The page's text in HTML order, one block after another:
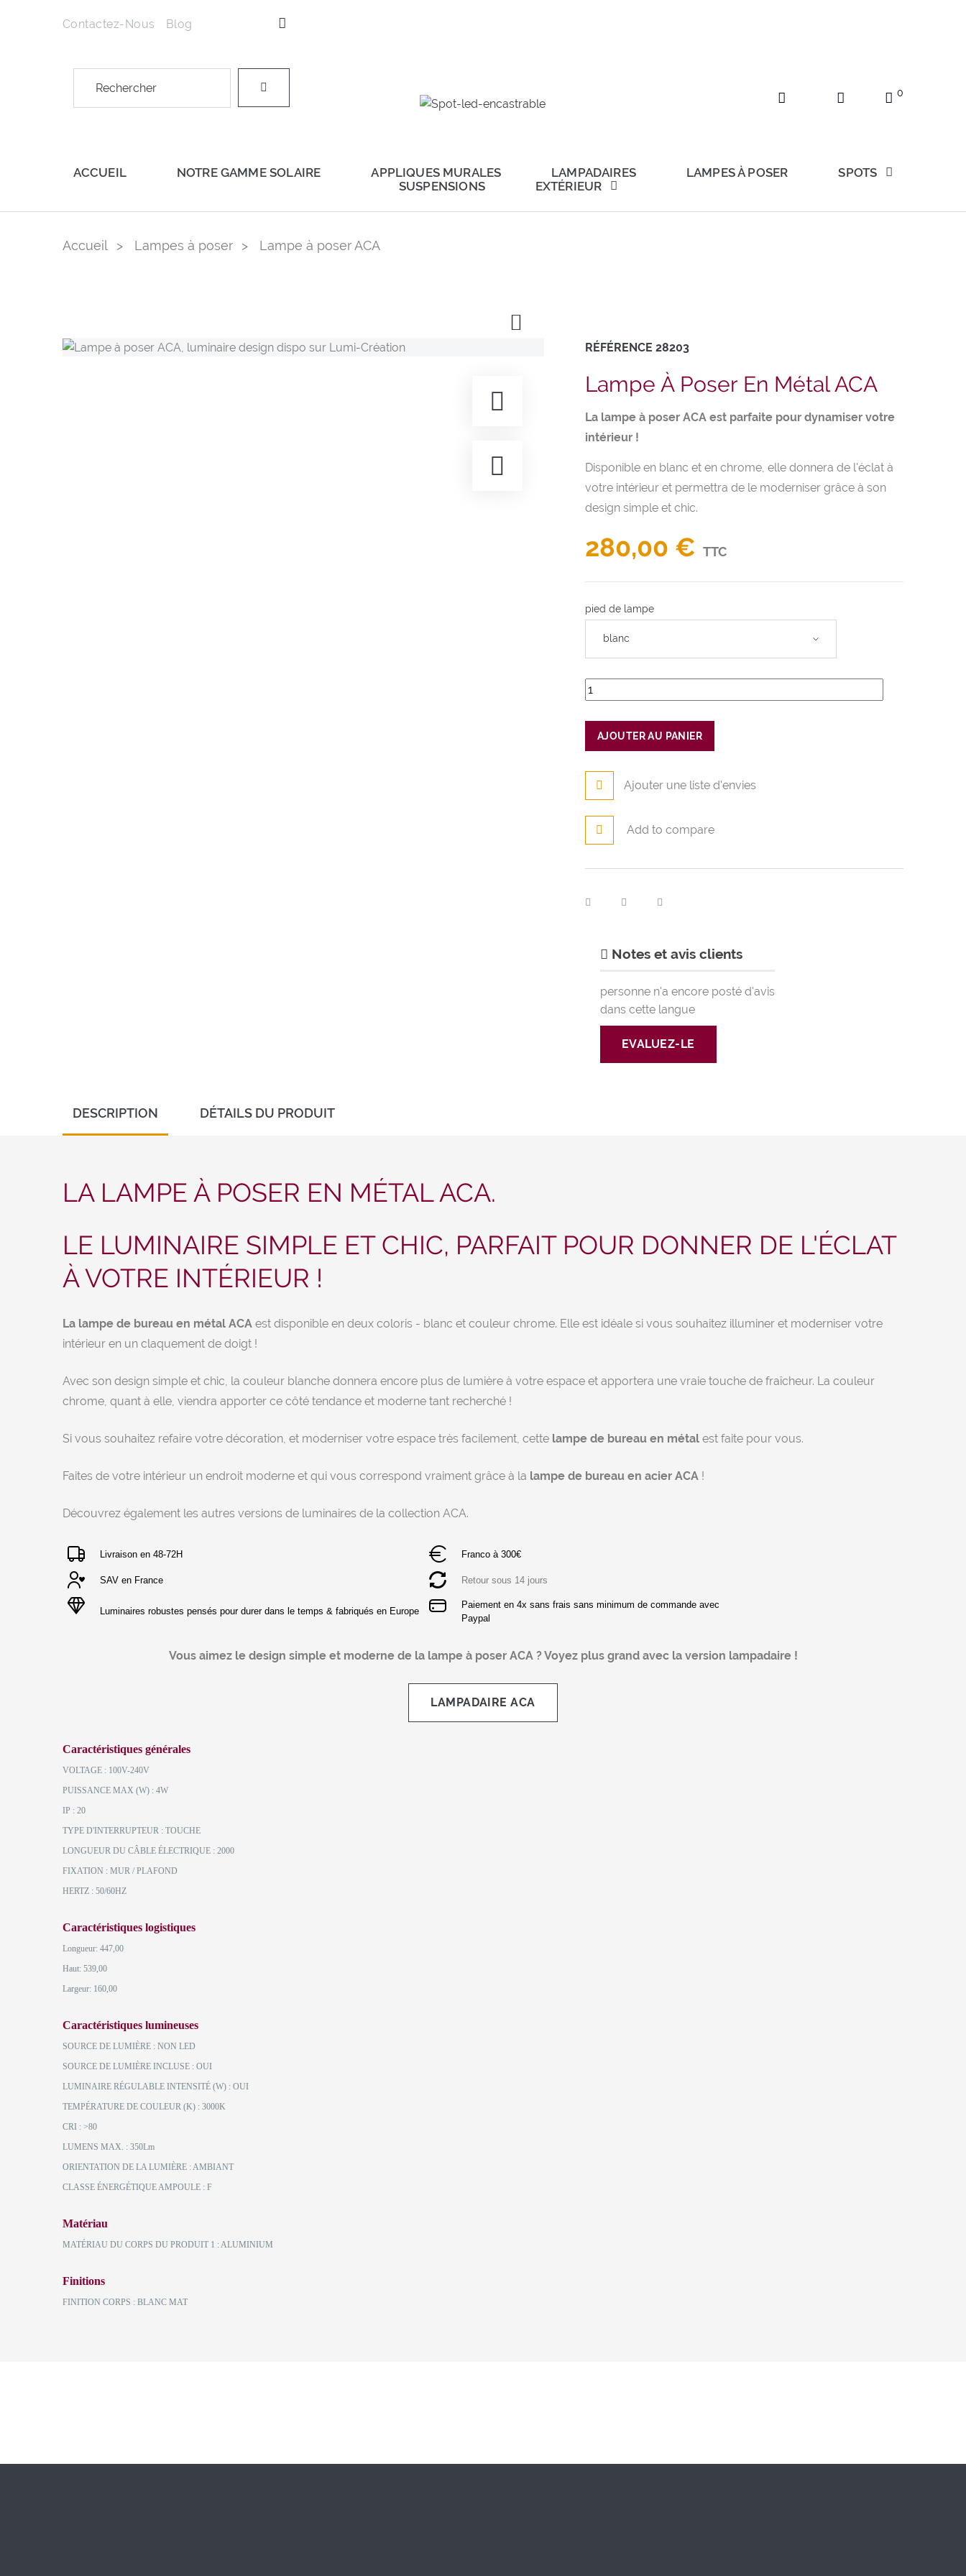
Contactez-Nous Blog
0
ACCUEIL NOTRE GAMME SOLAIRE APPLIQUES MURALES LAMPADAIRES LAMPES À POSER
SPOTS
SUSPENSIONS
EXTÉRIEUR
Accueil Lampes à poser Lampe à poser ACA
RÉFÉRENCE 28203
Lampe À Poser En Métal ACA
La lampe à poser ACA est parfaite pour dynamiser votre
intérieur !
Disponible en blanc et en chrome, elle donnera de l'éclat à
votre intérieur et permettra de le moderniser grâce à son
design simple et chic.
280,00 € TTC
pied de lampe
AJOUTER AU PANIER
Ajouter une liste d'envies
Add to compare
Notes et avis clients
personne n'a encore posté d'avis
dans cette langue
EVALUEZ-LE
DESCRIPTION DÉTAILS DU PRODUIT
LA LAMPE À POSER EN MÉTAL ACA.
LE LUMINAIRE SIMPLE ET CHIC, PARFAIT POUR DONNER DE L'ÉCLAT
À VOTRE INTÉRIEUR !
La lampe de bureau en métal ACA est disponible en deux coloris - blanc et couleur chrome. Elle est idéale si vous souhaitez illuminer et moderniser votre
intérieur en un claquement de doigt !
Avec son design simple et chic, la couleur blanche donnera encore plus de lumière à votre espace et apportera une vraie touche de fraîcheur. La couleur
chrome, quant à elle, viendra apporter ce côté tendance et moderne tant recherché !
Si vous souhaitez refaire votre décoration, et moderniser votre espace très facilement, cette lampe de bureau en métal est faite pour vous.
Faites de votre intérieur un endroit moderne et qui vous correspond vraiment grâce à la lampe de bureau en acier ACA !
Découvrez également les autres versions de luminaires de la collection ACA.
Livraison en 48-72H Franco à 300€
SAV en France Retour sous 14 jours
Luminaires robustes pensés pour durer dans le temps & fabriqués en Europe
Paiement en 4x sans frais sans minimum de commande avec
Paypal
Vous aimez le design simple et moderne de la lampe à poser ACA ? Voyez plus grand avec la version lampadaire !
LAMPADAIRE ACA
Caractéristiques générales
VOLTAGE : 100V-240V
PUISSANCE MAX (W) : 4W
IP : 20
TYPE D'INTERRUPTEUR : TOUCHE
LONGUEUR DU CÂBLE ÉLECTRIQUE : 2000
FIXATION : MUR / PLAFOND
HERTZ : 50/60HZ
Caractéristiques logistiques
Longueur: 447,00
Haut: 539,00
Largeur: 160,00
Caractéristiques lumineuses
SOURCE DE LUMIÈRE : NON LED
SOURCE DE LUMIÈRE INCLUSE : OUI
LUMINAIRE RÉGULABLE INTENSITÉ (W) : OUI
TEMPÉRATURE DE COULEUR (K) : 3000K
CRI : >80
LUMENS MAX. : 350Lm
ORIENTATION DE LA LUMIÈRE : AMBIANT
CLASSE ÉNERGÉTIQUE AMPOULE : F
Matériau
MATÉRIAU DU CORPS DU PRODUIT 1 : ALUMINIUM
Finitions
FINITION CORPS : BLANC MAT